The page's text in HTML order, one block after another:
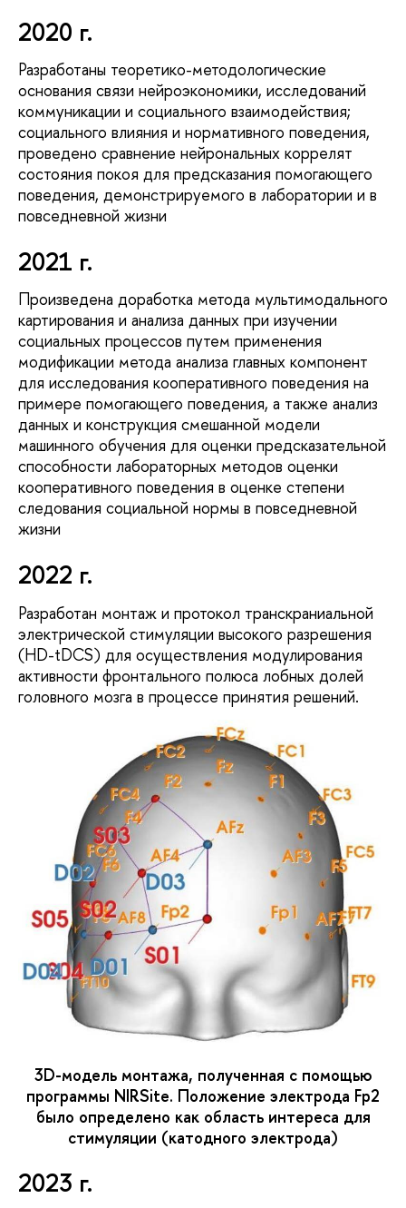
2020 г.
Разработаны теоретико-методологические
основания связи нейроэкономики, исследований
коммуникации и социального взаимодействия;
социального влияния и нормативного поведения,
проведено сравнение нейрональных коррелят
состояния покоя для предсказания помогающего
поведения, демонстрируемого в лаборатории и в
повседневной жизни
2021 г.
Произведена доработка метода мультимодального
картирования и анализа данных при изучении
социальных процессов путем применения
модификации метода анализа главных компонент
для исследования кооперативного поведения на
примере помогающего поведения, а также анализ
данных и конструкция смешанной модели
машинного обучения для оценки предсказательной
способности лабораторных методов оценки
кооперативного поведения в оценке степени
следования социальной нормы в повседневной
жизни
2022 г.
Разработан монтаж и протокол транскраниальной
электрической стимуляции высокого разрешения
(HD-tDCS) для осуществления модулирования
активности фронтального полюса лобных долей
головного мозга в процессе принятия решений.
3D-модель монтажа, полученная с помощью
программы NIRSite. Положение электрода Fp2
было определено как область интереса для
стимуляции (катодного электрода)
2023 г.